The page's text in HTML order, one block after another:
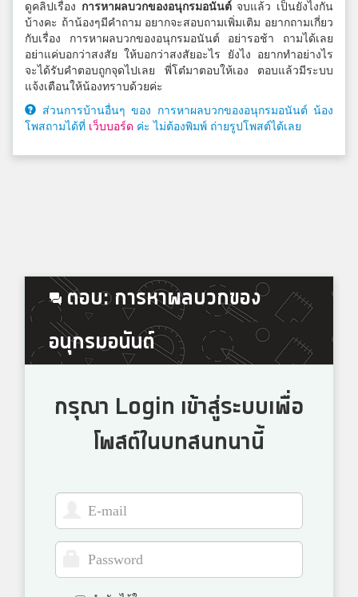
ดูคลิปเรื่อง การหาผลบวกของอนุกรมอนันต์จบแล้ว เป็นยังไงกัน
บ้างคะ ถ้าน้องๆมีคำถาม อยากจะสอบถามเพิ่มเติม อยากถามเกี่ยว
กับเรื่อง การหาผลบวกของอนุกรมอนันต์ อย่ารอช้า ถามได้เลย
อย่าแค่บอกว่าสงสัย ให้บอกว่าสงสัยอะไร ยังไง อยากทำอย่างไร
จะได้รับคำตอบถูกจุดไปเลย พี่โต๋มาตอบให้เอง ตอบแล้วมีระบบ
แจ้งเตือนให้น้องทราบด้วยค่ะ
ส่วนการบ้านอื่นๆ ของ การหาผลบวกของอนุกรมอนันต์ น้อง
โพสถามได้ที่ เว็บบอร์ด ค่ะ ไม่ต้องพิมพ์ ถ่ายรูปโพสต์ได้เลย
ตอบ: การหาผลบวกของ
อนุกรมอนันต์
กรุณา Login เข้าสู่ระบบเพื่อ
โพสต์ในบทสนทนานี้